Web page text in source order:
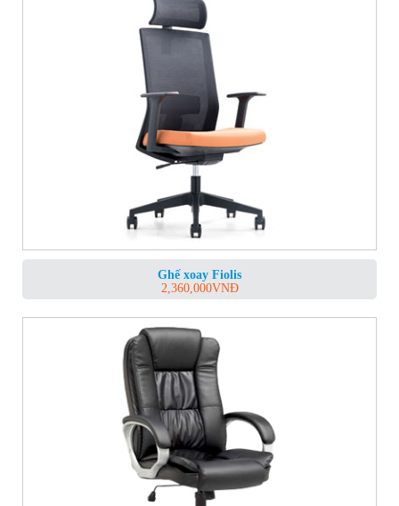
Ghế xoay Fiolis
2,360,000VNĐ